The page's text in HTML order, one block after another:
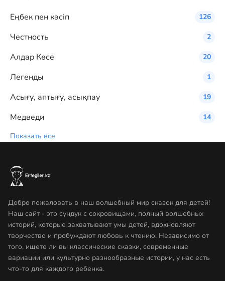
Eңбек пен кәсіп 126
Честность 2
Алдар Көсе 20
Легенды 1
Асығу, аптығу, асықпау 19
Медведи
14
Показать все
Добро пожаловать в наш волшебный мир сказок для детей!
Наш сайт - это сундук с сокровищами, полный волшебных
историй, которые захватывают умы детей, вдохновляют
творчество и пробуждают любовь к чтению. Независимо от
того, ищете ли вы классические сказки, современные
вариации или культурно разнообразные истории, у нас есть
что-то для каждого ребенка.